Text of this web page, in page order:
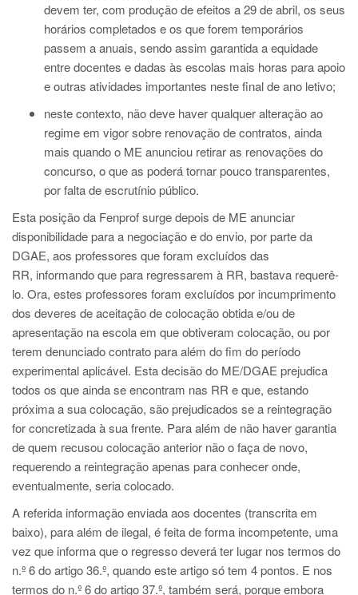
devem ter, com produção de efeitos a 29 de abril, os seus
horários completados e os que forem temporários
passem a anuais, sendo assim garantida a equidade
entre docentes e dadas às escolas mais horas para apoio
e outras atividades importantes neste final de ano letivo;
neste contexto, não deve haver qualquer alteração ao
regime em vigor sobre renovação de contratos, ainda
mais quando o ME anunciou retirar as renovações do
concurso, o que as poderá tornar pouco transparentes,
por falta de escrutínio público.
Esta posição da Fenprof surge depois de ME anunciar
disponibilidade para a negociação e do envio, por parte da
DGAE, aos professores que foram excluídos das
RR, informando que para regressarem à RR, bastava requerê-
lo. Ora, estes professores foram excluídos por incumprimento
dos deveres de aceitação de colocação obtida e/ou de
apresentação na escola em que obtiveram colocação, ou por
terem denunciado contrato para além do fim do período
experimental aplicável. Esta decisão do ME/DGAE prejudica
todos os que ainda se encontram nas RR e que, estando
próxima a sua colocação, são prejudicados se a reintegração
for concretizada à sua frente. Para além de não haver garantia
de quem recusou colocação anterior não o faça de novo,
requerendo a reintegração apenas para conhecer onde,
eventualmente, seria colocado.
A referida informação enviada aos docentes (transcrita em
baixo), para além de ilegal, é feita de forma incompetente, uma
vez que informa que o regresso deverá ter lugar nos termos do
n.º 6 do artigo 36.º, quando este artigo só tem 4 pontos. E nos
termos do n.º 6 do artigo 37.º, também será, porque embora